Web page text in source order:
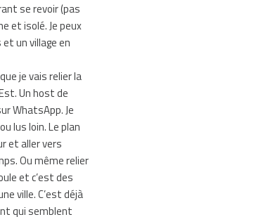
se revoir (pas
et isolé. Je peux
un village en
je vais relier la
Un host de
WhatsApp. Je
lus loin. Le plan
et aller vers
Ou même relier
et c’est des
ville. C’est déjà
qui semblent